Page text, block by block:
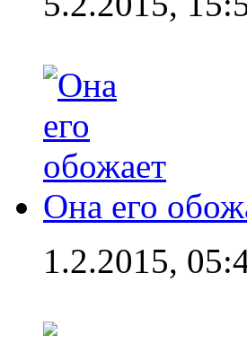
Она его
1.2.2015,